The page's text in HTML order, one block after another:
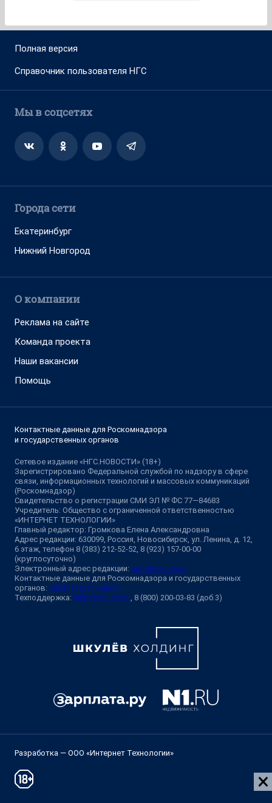
Полная версия
Справочник пользователя НГС
Мы в соцсетях
Города сети
Екатеринбург
Нижний Новгород
О компании
Реклама на сайте
Команда проекта
Наши вакансии
Помощь
Контактные данные для Роскомнадзора
и государственных органов
Сетевое издание «НГС.НОВОСТИ» (18+)
Зарегистрировано Федеральной службой по надзору в сфере
связи, информационных технологий и массовых коммуникаций
(Роскомнадзор)
Свидетельство о регистрации СМИ ЭЛ № ФС 77—84683
Учредитель: Общество с ограниченной ответственностью
«ИНТЕРНЕТ ТЕХНОЛОГИИ»
Главный редактор: Громкова Елена Александровна
Адрес редакции: 630099, Россия, Новосибирск, ул. Ленина, д. 12,
6 этаж, телефон 8 (383) 212-52-52, 8 (923) 157-00-00
(круглосуточно)
Электронный адрес редакции: ngs@shkulev.ru
Контактные данные для Роскомнадзора и государственных
органов: juristnsk@shkulev.ru
Техподдержка: help@shkulev.ru , 8 (800) 200-03-83 (доб.3)
Разработка — ООО «Интернет Технологии»